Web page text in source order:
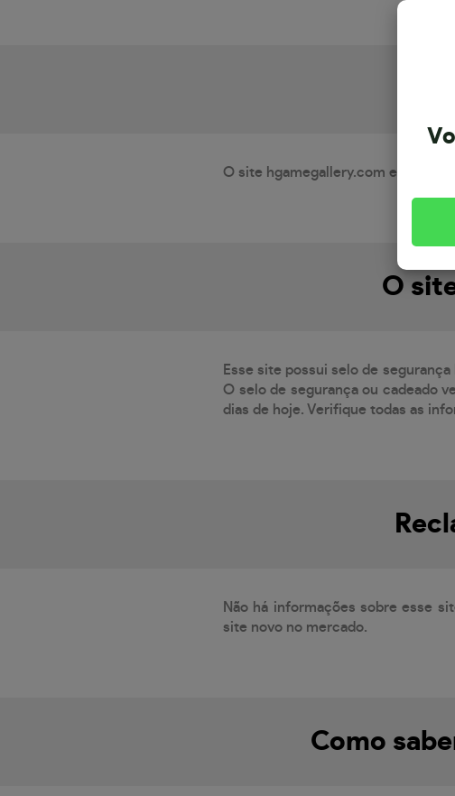
O site hgamegallery.com está
O
Esse site possui selo de
O selo de segurança ou cadeado
dias de hoje. Verifique todas as
Não há informações sobre esse
site novo no mercado.
Como